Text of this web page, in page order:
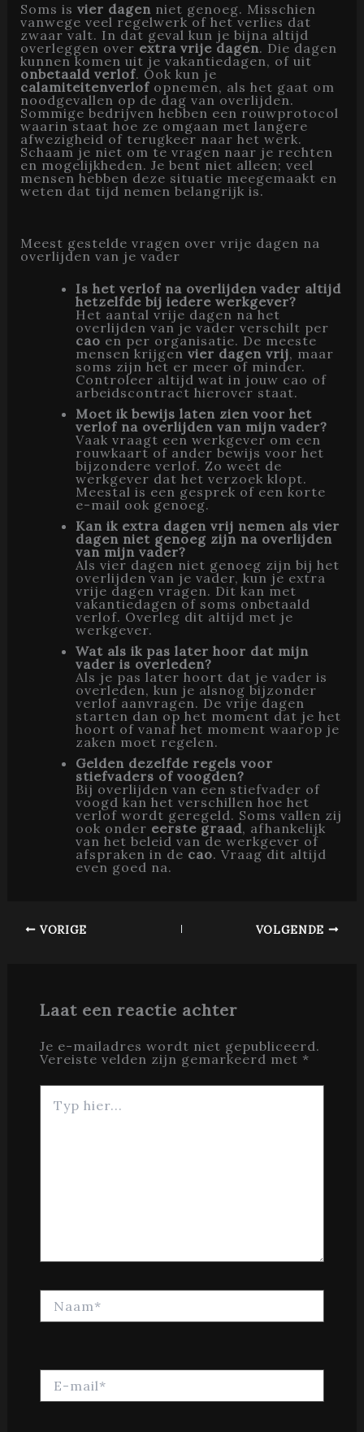
Soms is vier dagenniet genoeg. Misschien
vanwege veel regelwerk of het verlies dat
zwaar valt. In dat geval kun je bijna altijd
overleggen over extra vrije dagen. Die dagen
kunnen komen uit je vakantiedagen, of uit
onbetaald verlof. Ook kun je
calamiteitenverlofopnemen, als het gaat om
noodgevallen op de dag van overlijden.
Sommige bedrijven hebben een rouwprotocol
waarin staat hoe ze omgaan met langere
afwezigheid of terugkeer naar het werk.
Schaam je niet om te vragen naar je rechten
en mogelijkheden. Je bent niet alleen; veel
mensen hebben deze situatie meegemaakt en
weten dat tijd nemen belangrijk is.
Meest gestelde vragen over vrije dagen na
overlijden van je vader
Is het verlof na overlijden vader altijd
hetzelfde bij iedere werkgever?
Het aantal vrije dagen na het
overlijden van je vader verschilt per
cao en per organisatie. De meeste
mensen krijgen vier dagen vrij, maar
soms zijn het er meer of minder.
Controleer altijd wat in jouw cao of
arbeidscontract hierover staat.
Moet ik bewijs laten zien voor het
verlof na overlijden van mijn vader?
Vaak vraagt een werkgever om een
rouwkaart of ander bewijs voor het
bijzondere verlof. Zo weet de
werkgever dat het verzoek klopt.
Meestal is een gesprek of een korte
e-mail ook genoeg.
Kan ik extra dagen vrij nemen als vier
dagen niet genoeg zijn na overlijden
van mijn vader?
Als vier dagen niet genoeg zijn bij het
overlijden van je vader, kun je extra
vrije dagen vragen. Dit kan met
vakantiedagen of soms onbetaald
verlof. Overleg dit altijd met je
werkgever.
Wat als ik pas later hoor dat mijn
vader is overleden?
Als je pas later hoort dat je vader is
overleden, kun je alsnog bijzonder
verlof aanvragen. De vrije dagen
starten dan op het moment dat je het
hoort of vanaf het moment waarop je
zaken moet regelen.
Gelden dezelfde regels voor
stiefvaders of voogden?
Bij overlijden van een stiefvader of
voogd kan het verschillen hoe het
verlof wordt geregeld. Soms vallen zij
ook onder eerste graad, afhankelijk
van het beleid van de werkgever of
afspraken in de cao. Vraag dit altijd
even goed na.
VORIGE VOLGENDE
Laat een reactie achter
Je e-mailadres wordt niet gepubliceerd.
Vereiste velden zijn gemarkeerd met *
hier...
mail*